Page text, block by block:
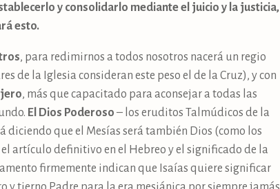
y consolidarlo mediante el juicio y la justicia,
esto.
, para redimirnos a todos nosotros nacerá un regio
de la Iglesia consideran este peso el de la Cruz), y con
, más que capacitado para aconsejar a todas las
El Dios Poderoso – los eruditos Talmúdicos de la
que el Mesías será también Dios (como los
artículo definitivo en el Hebreo y el significado de la
firmemente indican que Isaías quiere significar